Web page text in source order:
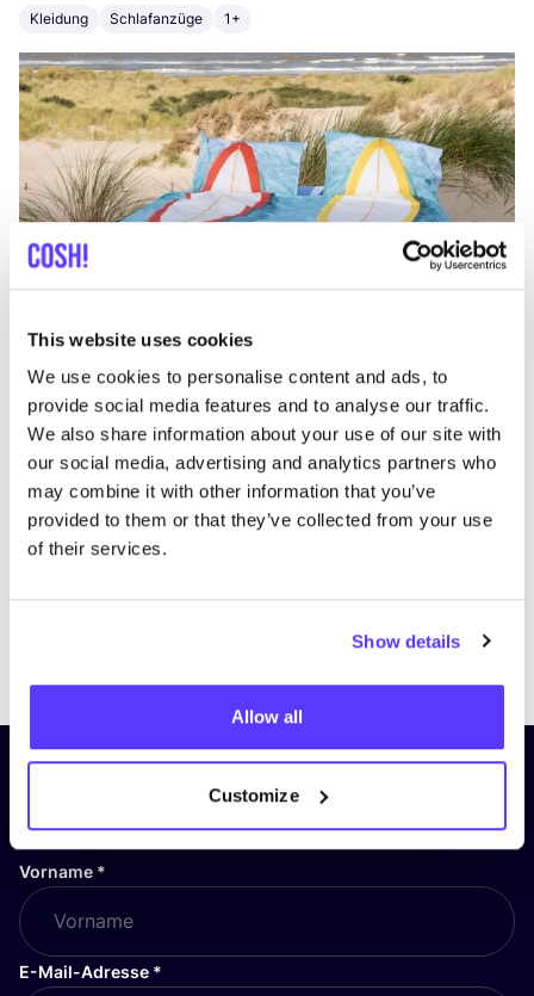
This website uses cookies
We use cookies to personalise content and ads, to
provide social media features and to analyse our traffic.
We also share information about your use of our site with
our social media, advertising and analytics partners who
may combine it with other information that you’ve
provided to them or that they’ve collected from your use
of their services.
Show details
Allow all
Customize
Kleidung Schlafanzüge 1+
PreviousNext
Abonniere unseren Newsletter
und bleibe auf dem Laufenden!
Vorname *
E-Mail-Adresse *